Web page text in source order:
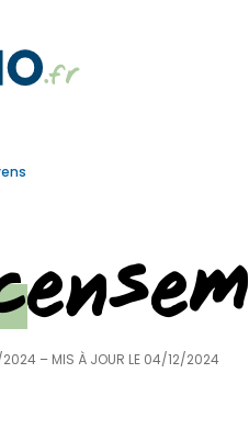
– MIS À JOUR LE 04/12/2024